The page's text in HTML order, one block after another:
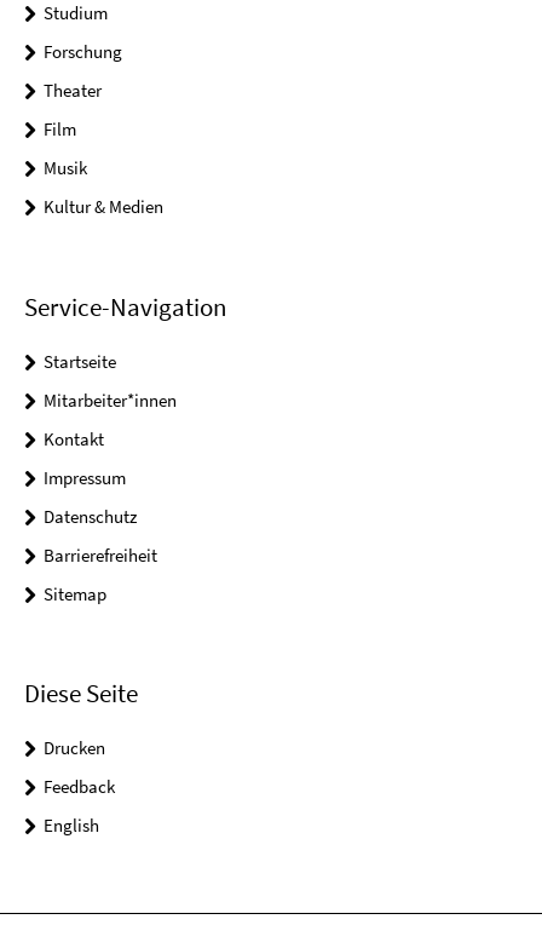
Studium
Forschung
Theater
Film
Musik
Kultur & Medien
Service-Navigation
Startseite
Mitarbeiter*innen
Kontakt
Impressum
Datenschutz
Barrierefreiheit
Sitemap
Diese Seite
Drucken
Feedback
English